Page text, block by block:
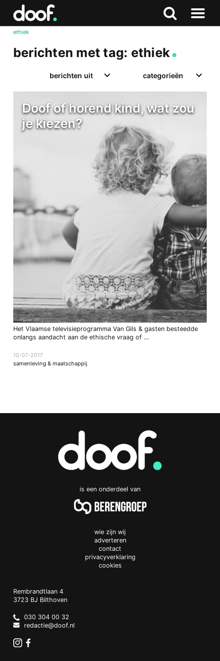
Zoeken
Naar
ethiek
berichten met tag: ethiek
berichten uit categorieën
Doof of horend kind, wat zou
je kiezen?
Het Vlaamse televisieprogramma Van Gils & gasten besteedde
onlangs aandacht aan de ethische vraag of …
10-07-2017
samenleving & maatschappij
Doof.nl
Zoeken
is een onderdeel van
wie zijn wij
adverteren
contact
privacyverklaring
cookies
Doof.nl
work
Rembrandtlaan 4
3723 BJ Bilthoven
Netherlands
030 304 00 32
redactie@doof.nl